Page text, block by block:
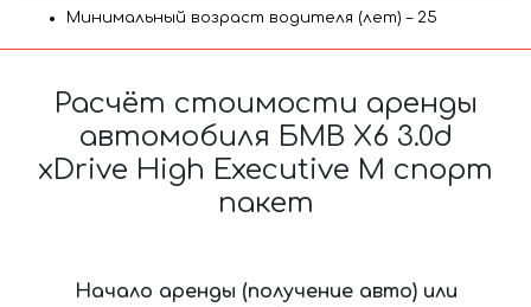
Минимальный возраст водителя (лет) – 25
Расчёт стоимости аренды
автомобиля БМВ X6 3.0d
xDrive High Executive M спорт
пакет
Начало аренды (получение авто) или